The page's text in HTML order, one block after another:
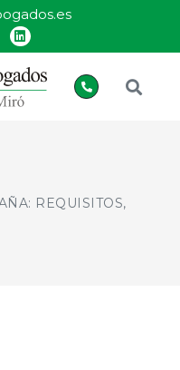
REQUISITOS,